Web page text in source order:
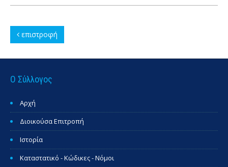
επιστροφή
Ο Σύλλογος
Αρχή
Διοικούσα Επιτροπή
Ιστορία
Καταστατικό - Κώδικες - Νόμοι